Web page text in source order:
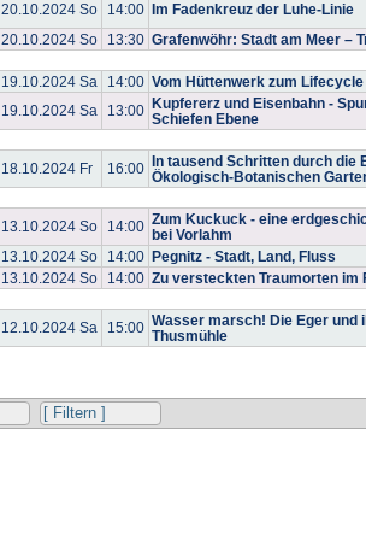
20.10.2024 So 14:00 Im Fadenkreuz der Luhe-Linie
20.10.2024 So
13:30 Grafenwöhr: Stadt am Meer –
19.10.2024 Sa 14:00 Vom Hüttenwerk zum Lifecycle
19.10.2024 Sa
13:00 Kupfererz und Eisenbahn -
Schiefen Ebene
18.10.2024 Fr 16:00 In tausend Schritten durch die
Ökologisch-Botanischen
13.10.2024 So 14:00 Zum Kuckuck - eine
bei Vorlahm
13.10.2024 So
14:00 Pegnitz - Stadt, Land, Fluss
13.10.2024 So
14:00 Zu versteckten Traumorten
12.10.2024 Sa 15:00 Wasser marsch! Die Eger und
Thusmühle
[ Filtern ]